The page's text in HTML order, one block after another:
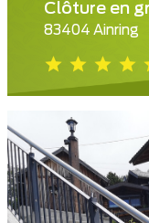
Clôture en
83404 Ainring